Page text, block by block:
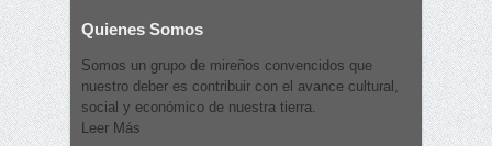
Quienes Somos
Somos un grupo de mireños convencidos que
nuestro deber es contribuir con el avance cultural,
social y económico de nuestra tierra.
Leer Más